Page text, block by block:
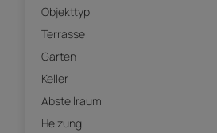
Objekttyp
Terrasse
Garten
Keller
Abstellraum
Heizung